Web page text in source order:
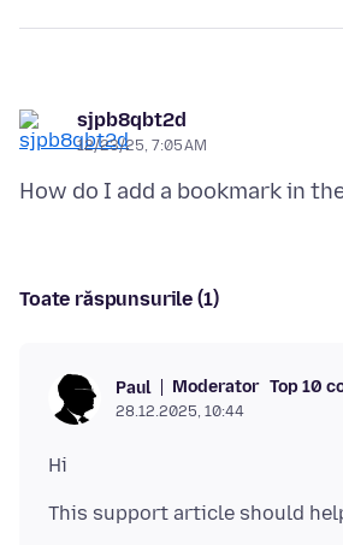
sjpb8qbt2d
12/23/25, 7:05 AM
Toate răspunsurile (1)
Paul Moderator Top 10
28.12.2025, 10:44